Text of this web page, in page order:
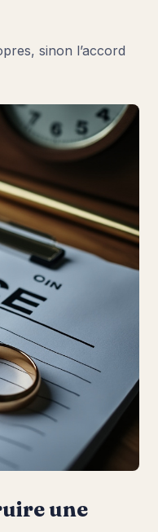
sinon l’accord
une